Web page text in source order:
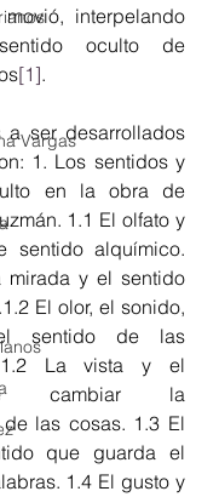
Vargas
interpelando
oculto de
[1].
a ser desarrollados
1. Los sentidos y
en la obra de
1.1 El olfato y
sentido alquímico.
mirada y el sentido
El olor, el sonido,
sentido de las
1.2 La vista y el
cambiar la
las cosas. 1.3 El
que guarda el
1.4 El gusto y